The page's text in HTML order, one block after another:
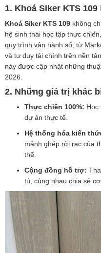
1. Khoá Siker KTS 109
Khoá Siker KTS 109 không
hệ sinh thái học tập thực
quy trình vận hành số, từ
và tư duy tài chính trên nền
này được cập nhật những
2026.
2. Những giá trị khác
Thực chiến 100%: Học
dự án thực tế.
Hệ thống hóa kiến
mảnh ghép rời rạc của
thể.
Cộng đồng hỗ trợ:
tú, cùng nhau chia sẻ